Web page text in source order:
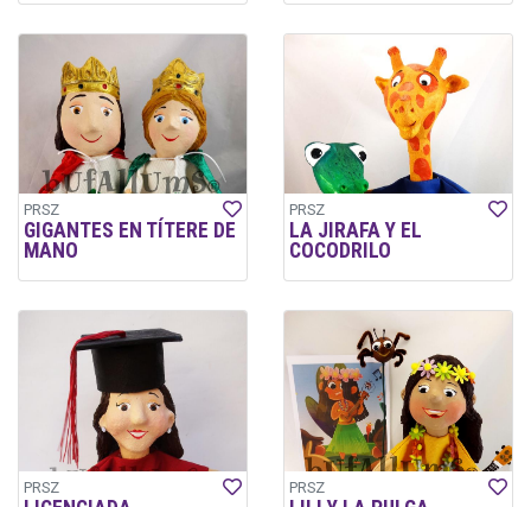
PRSZ
GIGANTES EN TÍTERE DE
MANO
PRSZ
LA JIRAFA Y EL
COCODRILO
PRSZ PRSZ